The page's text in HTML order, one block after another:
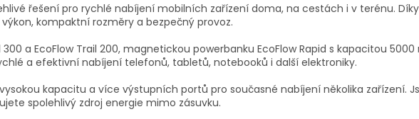
řešení pro rychlé nabíjení mobilních zařízení doma, na cestách i v terénu.
kompaktní rozměry a bezpečný provoz.
a EcoFlow Trail 200, magnetickou powerbanku EcoFlow Rapid s kapacitou
a efektivní nabíjení telefonů, tabletů, notebooků i další elektroniky.
kapacitu a více výstupních portů pro současné nabíjení několika zařízení.
spolehlivý zdroj energie mimo zásuvku.